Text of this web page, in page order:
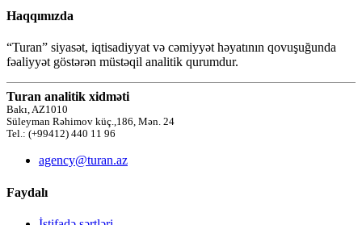
Haqqımızda
“Turan” siyasət, iqtisadiyyat və cəmiyyət həyatının qovuşuğunda
fəaliyyət göstərən müstəqil analitik qurumdur.
Turan analitik xidməti
Bakı, AZ1010
Süleyman Rəhimov küç.,186, Mən. 24
Tel.: (+99412) 440 11 96
agency@turan.az
Faydalı